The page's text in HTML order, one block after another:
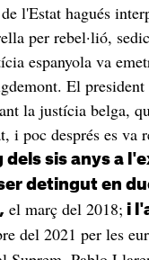
l'Estat hagués
per rebel·lió,
espanyola va
El
la justícia belga,
i poc després es va
dels sis anys a
detingut en
el març del 2018; i
del 2021 per les